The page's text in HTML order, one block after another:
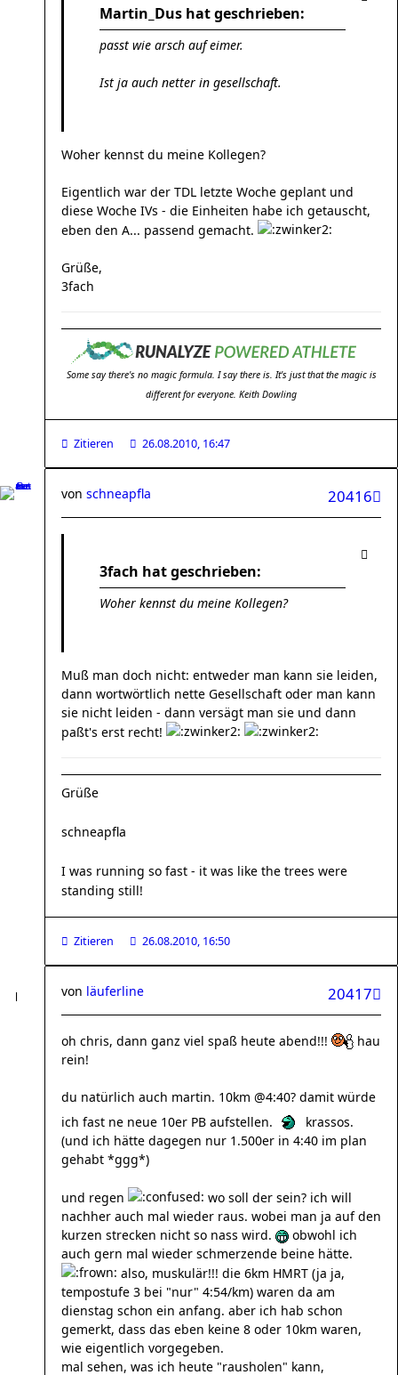
Martin_Dus hat geschrieben:
passt wie arsch auf eimer.
Ist ja auch netter in gesellschaft.
Woher kennst du meine Kollegen?
Eigentlich war der TDL letzte Woche geplant und
diese Woche IVs - die Einheiten habe ich getauscht,
eben den A... passend gemacht.
Grüße,
3fach
Some say there's no magic formula. I say there is. It's just that the magic is
different for everyone. Keith Dowling
Zitieren 26.08.2010, 16:47
20416
von schneapfla
3fach hat geschrieben:
Woher kennst du meine Kollegen?
Muß man doch nicht: entweder man kann sie leiden,
dann wortwörtlich nette Gesellschaft oder man kann
sie nicht leiden - dann versägt man sie und dann
paßt's erst recht!
Grüße
schneapfla
I was running so fast - it was like the trees were
standing still!
Zitieren 26.08.2010, 16:50
20417
von läuferline
oh chris, dann ganz viel spaß heute abend!!!
hau
rein!
du natürlich auch martin. 10km @4:40? damit würde
ich fast ne neue 10er PB aufstellen.
krassos.
(und ich hätte dagegen nur 1.500er in 4:40 im plan
gehabt *ggg*)
und regen
wo soll der sein? ich will
nachher auch mal wieder raus. wobei man ja auf den
kurzen strecken nicht so nass wird.
obwohl ich
auch gern mal wieder schmerzende beine hätte.
also, muskulär!!! die 6km HMRT (ja ja,
tempostufe 3 bei "nur" 4:54/km) waren da am
dienstag schon ein anfang. aber ich hab schon
gemerkt, dass das eben keine 8 oder 10km waren,
wie eigentlich vorgegeben.
mal sehen, was ich heute "rausholen" kann,